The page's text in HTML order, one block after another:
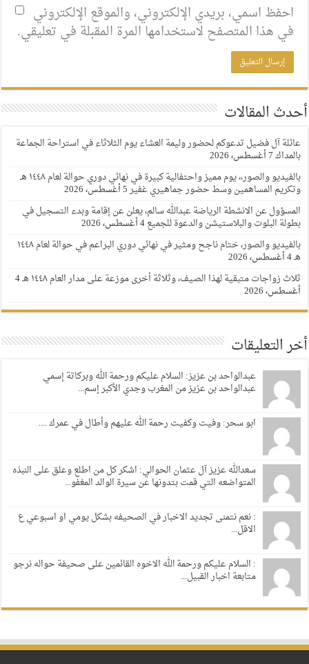
احفظ اسمي، بريدي الإلكتروني، والموقع الإلكتروني
في هذا المتصفح لاستخدامها المرة المقبلة في تعليقي.
أحدث المقالات
عائلة آل فضيل تدعوكم لحضور وليمة العشاء يوم الثلاثاء في استراحة الجماعة
بالمداك7 أغسطس، 2026
بالفيديو والصور،، يوم مميز واحتفالية كبيرة في نهائي دوري حوالة لعام ١٤٤٨ هـ
وتكريم المساهمين وسط حضور جماهيري غفير5 أغسطس، 2026
المسؤول عن الانشطة الرياضة عبدالله سالم، يعلن عن إقامة وبدء التسجيل في
بطولة البلوت والبلاستيشن والدعوة للجميع4 أغسطس، 2026
بالفيديو والصور، ختام ناجح ومثير في نهائي دوري البراعم في حوالة لعام ١٤٤٨
هـ4 أغسطس، 2026
ثلاث زواجات متبقية لهذا الصيف، وثلاثة أخرى موزعة على مدار العام ١٤٤٨ هـ
4
أغسطس، 2026
أخر التعليقات
عبدالواحد بن عزيز: السلام عليكم ورحمة الله وبركاتة إسمي
عبدالواحد بن عزيز من المغرب وجدي الأكبر إسم...
ابو سحر: وفيت وكفيت رحمة الله عليهم وأطال في عمرك ....
سعدالله عزيز آل عثمان الحوالي: اشكر كل من اطلع وعلق على النبذه
المتواضعه التي قمت بتدونها عن سيرة الوالد المغفو...
: نعم نتمنى تجديد الاخبار في الصحيفه بشكل يومي او اسبوعي ع
الاقل...
: السلام عليكم ورحمة الله الاخوه القائمين على صحيفة حواله نرجو
متابعة اخبار القبيل...